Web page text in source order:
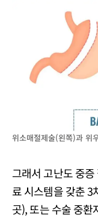
위소매절제술(왼쪽)과 위
그래서 고난도 중
료 시스템을 갖춘 3
곳), 또는 수술 중환